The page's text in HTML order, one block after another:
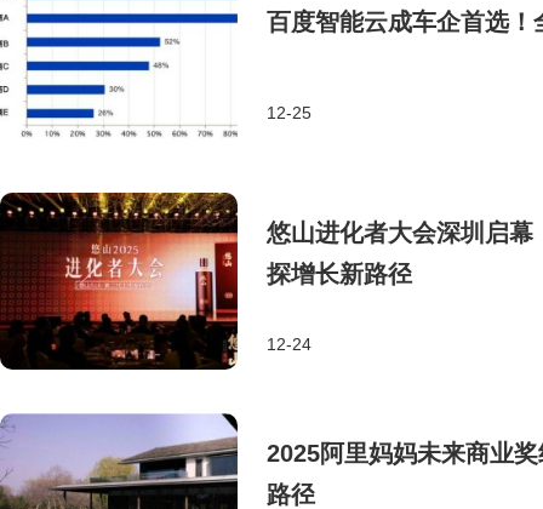
百度智能云成车企首选
12-25
悠山进化者大会深圳启
探增长新路径
12-24
2025阿里妈妈未来商业
路径